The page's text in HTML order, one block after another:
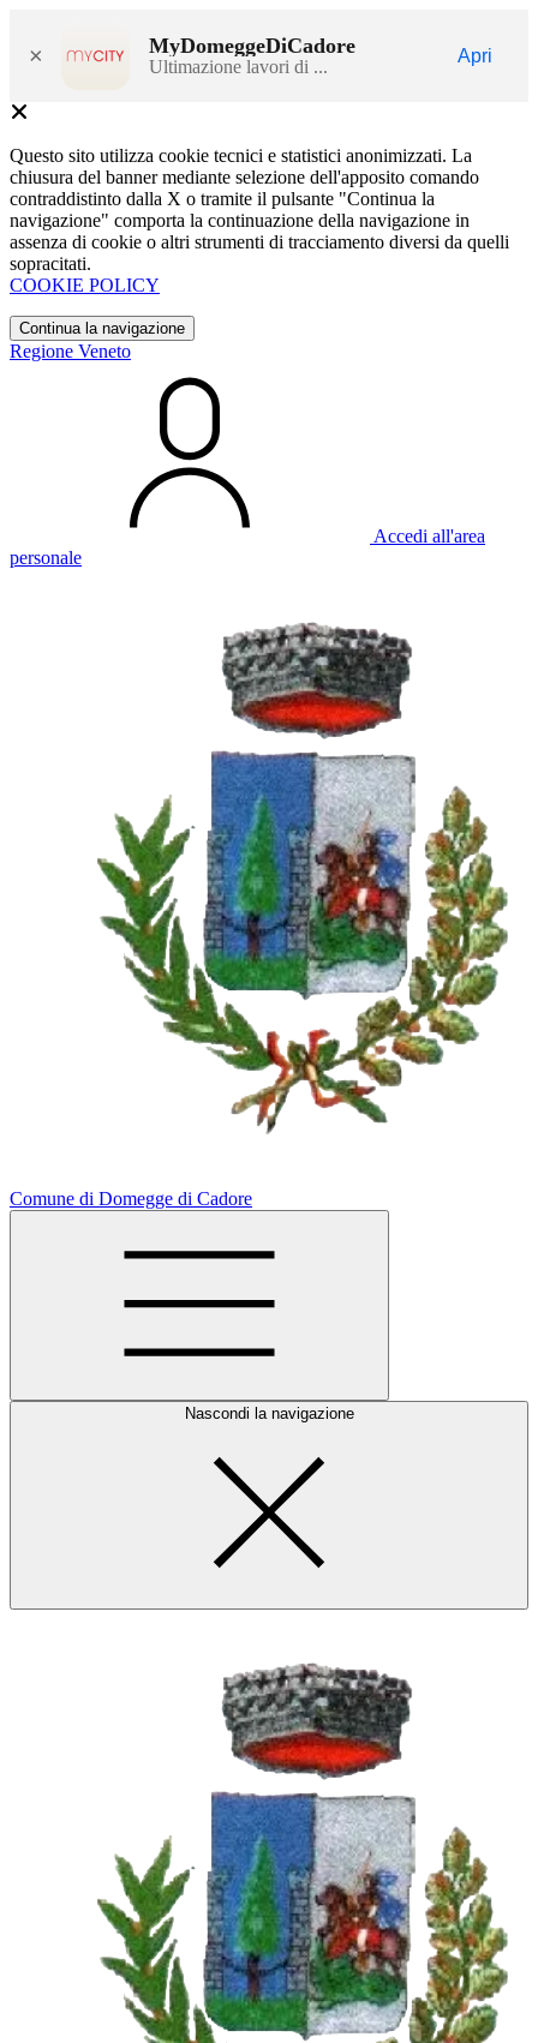
× MyDomeggeDiCadore
Ultimazione lavori di ...
Apri
Questo sito utilizza cookie tecnici e statistici anonimizzati. La
chiusura del banner mediante selezione dell'apposito comando
contraddistinto dalla X o tramite il pulsante "Continua la
navigazione" comporta la continuazione della navigazione in
assenza di cookie o altri strumenti di tracciamento diversi da quelli
sopracitati.
COOKIE POLICY
Continua la navigazione
Regione Veneto
Accedi all'area
personale
Comune di Domegge di Cadore
Nascondi la navigazione